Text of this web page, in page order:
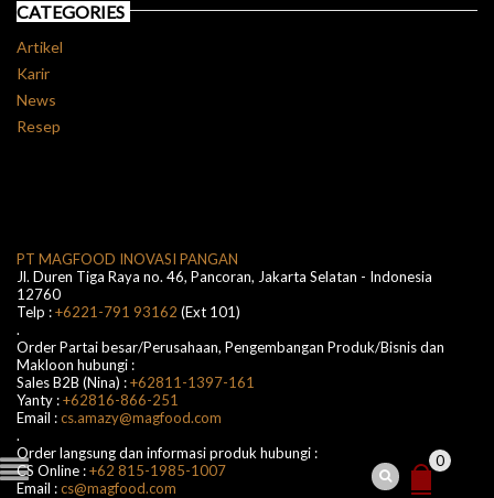
0
CATEGORIES
Artikel
Karir
News
Resep
PT MAGFOOD INOVASI PANGAN
Jl. Duren Tiga Raya no. 46, Pancoran, Jakarta Selatan - Indonesia
12760
Telp :+6221-791 93162 (Ext 101)
.
Order Partai besar/Perusahaan, Pengembangan Produk/Bisnis dan
Makloon hubungi :
Sales B2B (Nina) :+62811-1397-161
Yanty :+62816-866-251
Email :cs.amazy@magfood.com
.
Order langsung dan informasi produk hubungi :
CS Online :+62 815-1985-1007
Email :cs@magfood.com